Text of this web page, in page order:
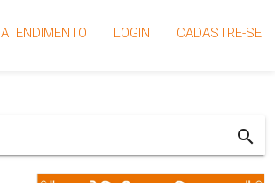
ATENDIMENTO LOGIN CADASTRE-SE
search